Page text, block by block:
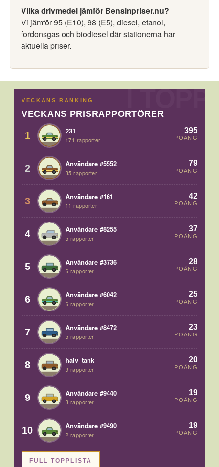
Vilka drivmedel jämför Bensinpriser.nu?
Vi jämför 95 (E10), 98 (E5), diesel, etanol,
fordonsgas och biodiesel där stationerna har
aktuella priser.
VECKANS RANKING
VECKANS PRISRAPPORTÖRER
1 231
171 rapporter
395
POÄNG
2 Användare #5552
35 rapporter
79
POÄNG
3 Användare #161
11 rapporter
42
POÄNG
4 Användare #8255
5 rapporter
37
POÄNG
5 Användare #3736
6 rapporter
28
POÄNG
6 Användare #6042
6 rapporter
25
POÄNG
7 Användare #8472
5 rapporter
23
POÄNG
8 halv_tank
9 rapporter
20
POÄNG
9 Användare #9440
3 rapporter
19
POÄNG
10 Användare #9490
2 rapporter
19
POÄNG
FULL TOPPLISTA